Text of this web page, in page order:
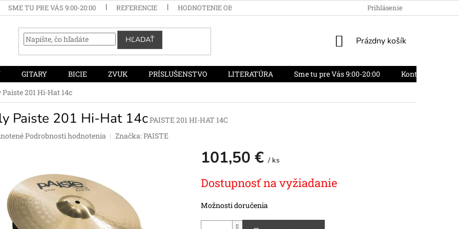
SME TU PRE VÁS 9:00-20:00 REFERENCIE HODNOTENIE OBCHODU REKLAMAČNÝ
Prihlásenie
HĽADAŤ
NÁKUPNÝ
Prázdny košík
GITARY BICIE ZVUK PRÍSLUŠENSTVO LITERATÚRA Sme tu pre Vás 9:00-20:00 Kontakty
201 Hi-Hat 14c
Paiste 201 Hi-Hat 14cPAISTE 201 HI-HAT 14C
Podrobnosti hodnotenia Značka:PAISTE
101,50 € / ks
cena:
Dostupnosť na vyžiadanie
Možnosti doručenia